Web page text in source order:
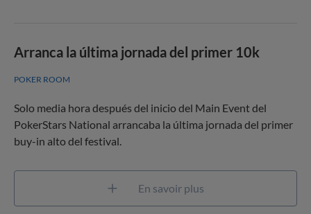
Arranca la última jornada del primer 10k
POKER ROOM
Solo media hora después del inicio del Main Event del
PokerStars National arrancaba la última jornada del primer
buy-in alto del festival.
En savoir plus